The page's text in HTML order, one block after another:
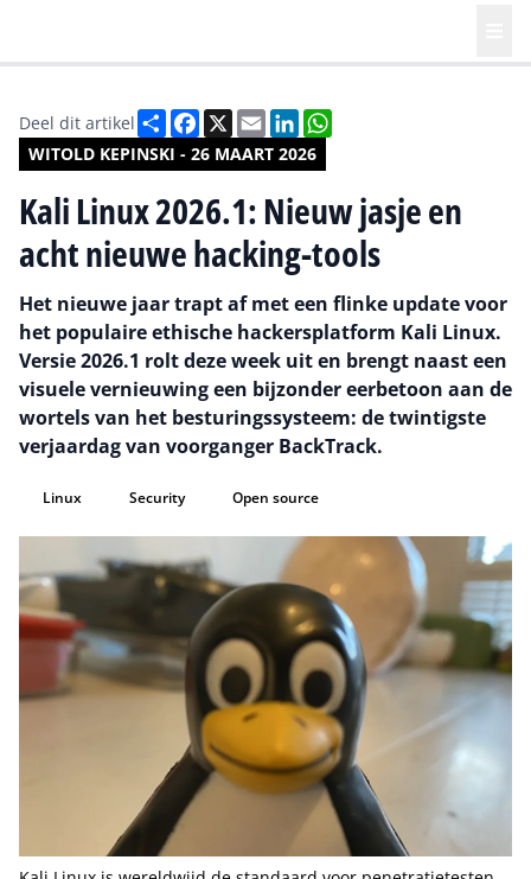
WITOLD KEPINSKI - 26 MAART 2026
Deel dit artikel DeelFacebook
X EmailLinkedIn
Kali Linux 2026.1: Nieuw jasje en
acht nieuwe hacking-tools
Het nieuwe jaar trapt af met een flinke update voor
het populaire ethische hackersplatform Kali Linux.
Versie 2026.1 rolt deze week uit en brengt naast een
visuele vernieuwing een bijzonder eerbetoon aan de
wortels van het besturingssysteem: de twintigste
verjaardag van voorganger BackTrack.
Linux Security Open source